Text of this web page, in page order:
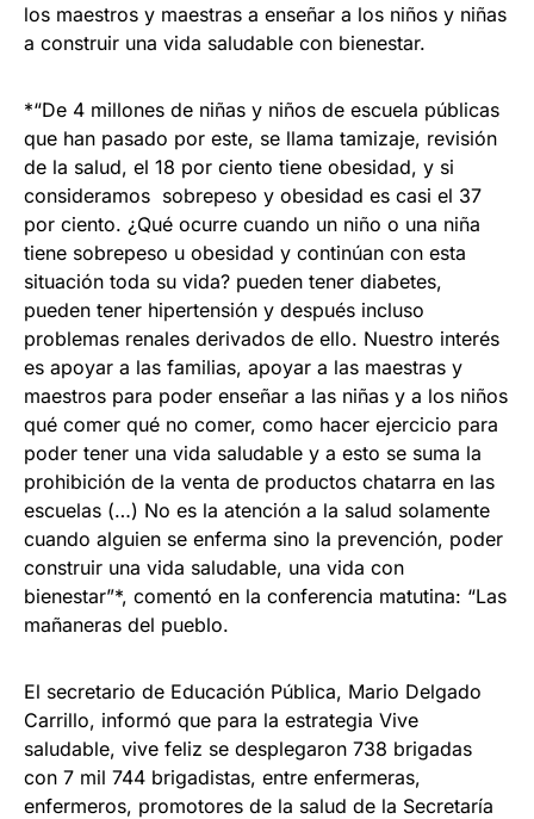
los maestros y maestras a enseñar a los niños y niñas
a construir una vida saludable con bienestar.
*“De 4 millones de niñas y niños de escuela públicas
que han pasado por este, se llama tamizaje, revisión
de la salud, el 18 por ciento tiene obesidad, y si
consideramos sobrepeso y obesidad es casi el 37
por ciento. ¿Qué ocurre cuando un niño o una niña
tiene sobrepeso u obesidad y continúan con esta
situación toda su vida? pueden tener diabetes,
pueden tener hipertensión y después incluso
problemas renales derivados de ello. Nuestro interés
es apoyar a las familias, apoyar a las maestras y
maestros para poder enseñar a las niñas y a los niños
qué comer qué no comer, como hacer ejercicio para
poder tener una vida saludable y a esto se suma la
prohibición de la venta de productos chatarra en las
escuelas (…) No es la atención a la salud solamente
cuando alguien se enferma sino la prevención, poder
construir una vida saludable, una vida con
bienestar”*, comentó en la conferencia matutina: “Las
mañaneras del pueblo.
El secretario de Educación Pública, Mario Delgado
Carrillo, informó que para la estrategia Vive
saludable, vive feliz se desplegaron 738 brigadas
con 7 mil 744 brigadistas, entre enfermeras,
enfermeros, promotores de la salud de la Secretaría